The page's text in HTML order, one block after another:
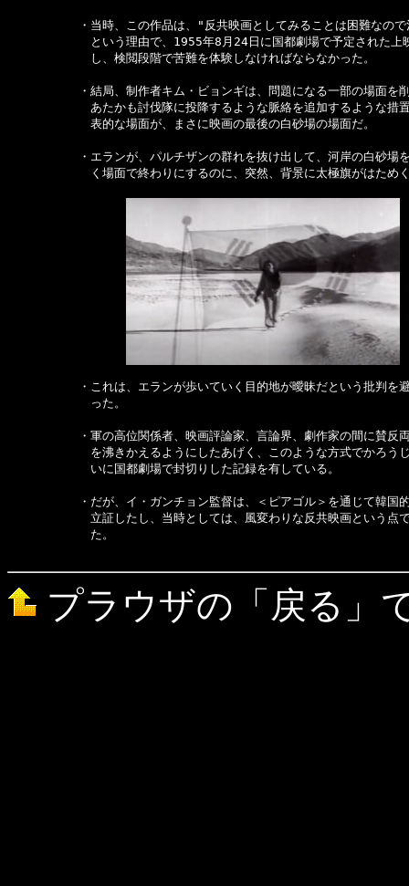
・当時、この作品は、"反共映画としてみることは困難なので治
という理由で、1955年8月24日に国都劇場で予定された上映
し、検閲段階で苦難を体験しなければならなかった。
・結局、制作者キム・ビョンギは、問題になる一部の場面を削
あたかも討伐隊に投降するような脈絡を追加するような措置
表的な場面が、まさに映画の最後の白砂場の場面だ。
・エランが、パルチザンの群れを抜け出して、河岸の白砂場を
く場面で終わりにするのに、突然、背景に太極旗がはため
・これは、エランが歩いていく目的地が曖昧だという批判を避
った。
・軍の高位関係者、映画評論家、言論界、劇作家の間に賛反両
を沸きかえるようにしたあげく、このような方式でかろうじ
いに国都劇場で封切りした記録を有している。
・だが、イ・ガンチョン監督は、＜ピアゴル＞を通じて韓国的
立証したし、当時としては、風変わりな反共映画という点で
た。
プラウザの「戻る」